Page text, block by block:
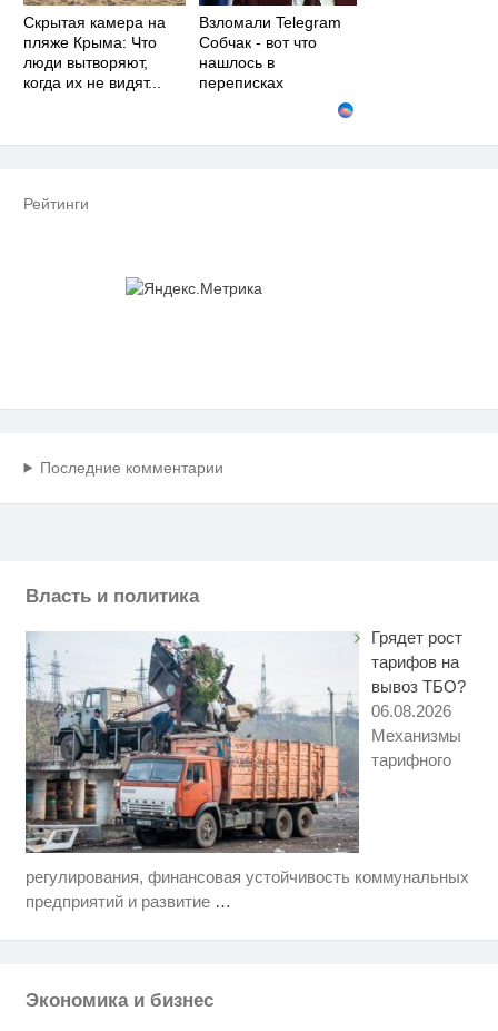
Скрытая камера на
пляже Крыма: Что
люди вытворяют,
когда их не видят...
Взломали Telegram
Собчак - вот что
нашлось в
переписках
Рейтинги
Последние комментарии
Власть и политика
Грядет рост
тарифов на
вывоз ТБО?
06.08.2026
Механизмы
тарифного
регулирования, финансовая устойчивость коммунальных
предприятий и развитие …
Экономика и бизнес
i
Этот танец невесты оставит вас
без слов! Пересмотрела 10 раз
Ржу не переставая, это видео
Королева вагона отожгла! Видео